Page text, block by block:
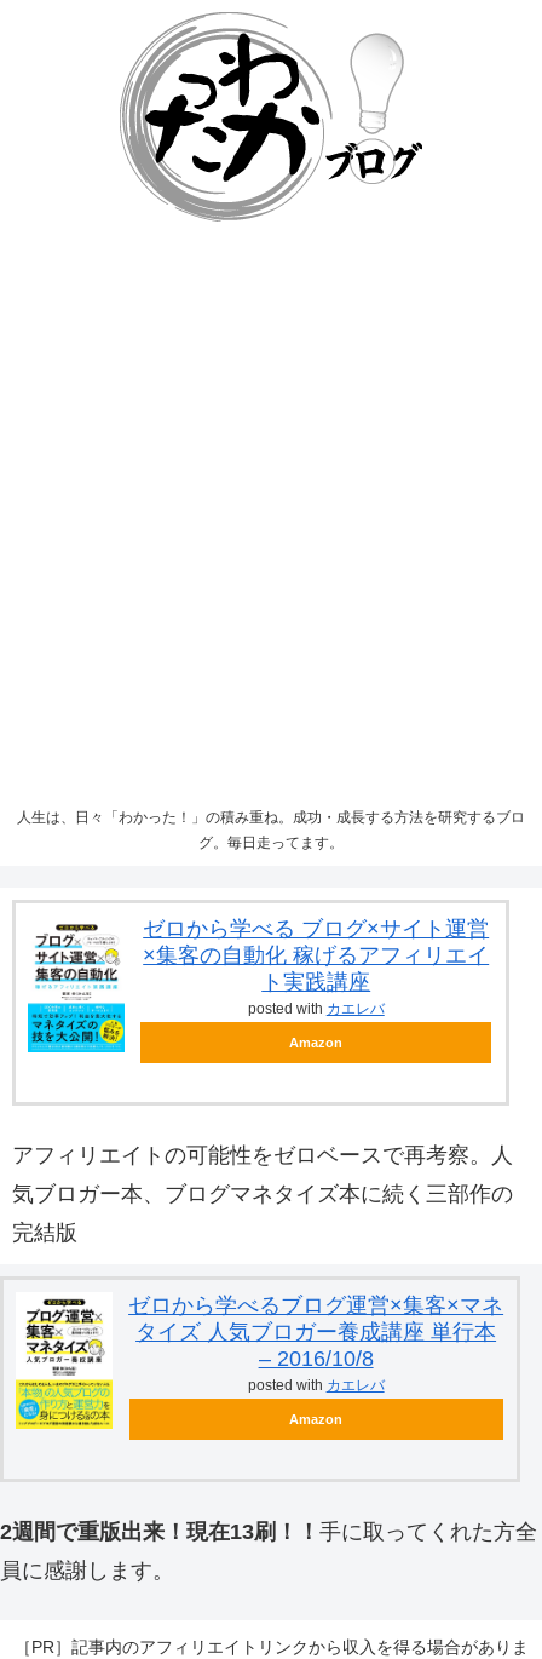
人生は、日々「わかった！」の積み重ね。成功・成長する方法を研究するブロ
グ。毎日走ってます。
ゼロから学べる ブログ×サイト運営
×集客の自動化 稼げるアフィリエイ
ト実践講座
posted with カエレバ
Amazon
アフィリエイトの可能性をゼロベースで再考察。人
気ブロガー本、ブログマネタイズ本に続く三部作の
完結版
ゼロから学べるブログ運営×集客×マネ
タイズ 人気ブロガー養成講座 単行本
– 2016/10/8
posted with カエレバ
Amazon
2週間で重版出来！現在13刷！！ 手に取ってくれた方全
員に感謝します。
［PR］記事内のアフィリエイトリンクから収入を得る場合がありま